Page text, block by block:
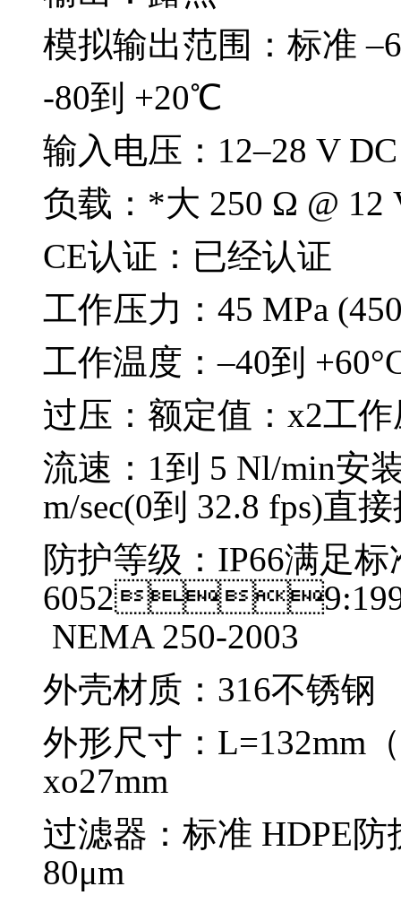
模拟输出范围：标准
-80到 +20℃
输入电压：12–28 V DC
负载：*大 250 Ω @ 12
CE认证：已经认证
工作压力：45 MPa
工作温度：–40到
过压：额定值：x2工作
流速：1到 5 Nl/min安
m/sec(0到 32.8 fps)直
防护等级：IP66满足标
60529:1992
NEMA 250-2003
外壳材质：316不锈钢
外形尺寸：L=132mm
xo27mm
过滤器：标准 HDPE
80μm